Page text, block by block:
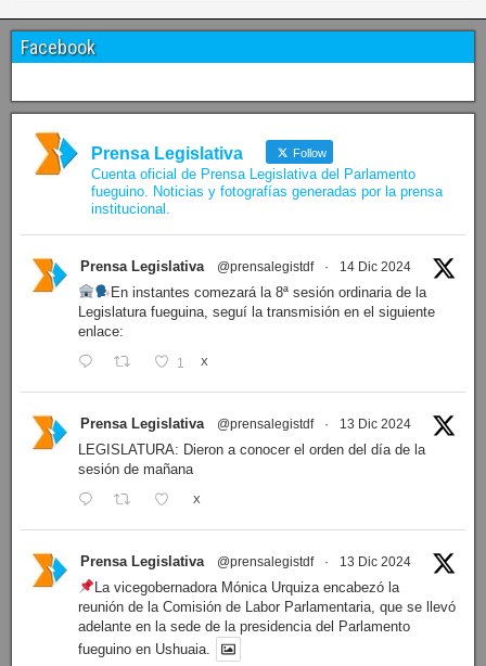
Facebook
Prensa Legislativa Follow
Cuenta oficial de Prensa Legislativa del Parlamento
fueguino. Noticias y fotografías generadas por la prensa
institucional.
Prensa Legislativa @prensalegistdf · 14 Dic 2024
En instantes comezará la 8ª sesión ordinaria de la
Legislatura fueguina, seguí la transmisión en el siguiente
enlace:
1 X
Prensa Legislativa @prensalegistdf · 13 Dic 2024
LEGISLATURA: Dieron a conocer el orden del día de la
sesión de mañana
X
Prensa Legislativa @prensalegistdf · 13 Dic 2024
La vicegobernadora Mónica Urquiza encabezó la
reunión de la Comisión de Labor Parlamentaria, que se llevó
adelante en la sede de la presidencia del Parlamento
fueguino en Ushuaia.